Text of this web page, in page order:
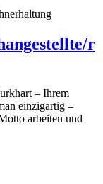
r
– Ihrem
einzigartig –
arbeiten und